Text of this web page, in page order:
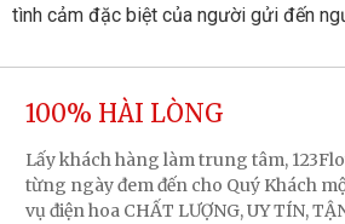
tình cảm đặc biệt của người gửi đến
100% HÀI LÒNG
Lấy khách hàng làm trung tâm,
từng ngày đem đến cho Quý Khách
vụ điện hoa CHẤT LƯỢNG, UY TÍN,